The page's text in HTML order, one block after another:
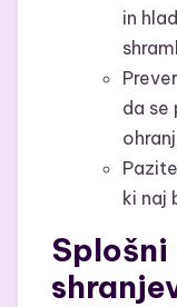
in
da se
ki naj
Splošni